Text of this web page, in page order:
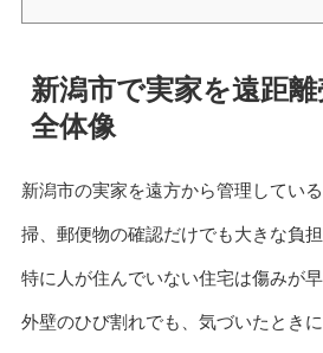
新潟市で実家を遠距
全体像
新潟市の実家を遠方から管理してい
掃、郵便物の確認だけでも大きな負
特に人が住んでいない住宅は傷みが
外壁のひび割れでも、気づいたとき